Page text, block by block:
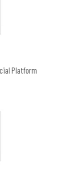
Platform